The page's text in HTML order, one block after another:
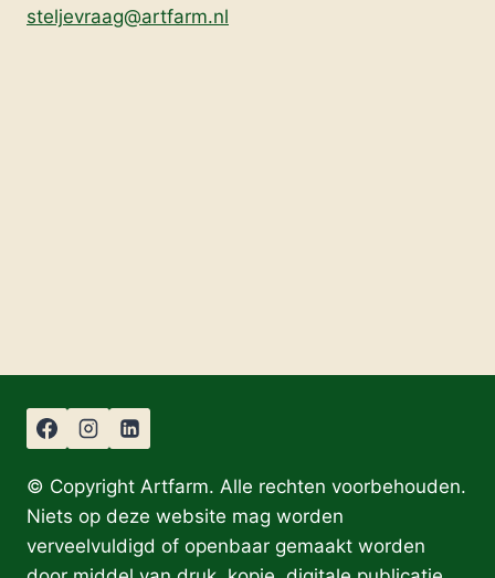
steljevraag@artfarm.nl
© Copyright Artfarm. Alle rechten voorbehouden.
Niets op deze website mag worden
verveelvuldigd of openbaar gemaakt worden